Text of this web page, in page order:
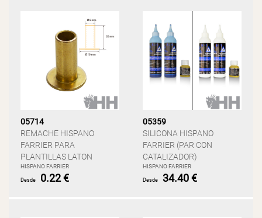
05714
REMACHE HISPANO
FARRIER PARA
PLANTILLAS LATON
HISPANO FARRIER
Desde 0.22 €
05359
SILICONA HISPANO
FARRIER (PAR CON
CATALIZADOR)
HISPANO FARRIER
Desde 34.40 €